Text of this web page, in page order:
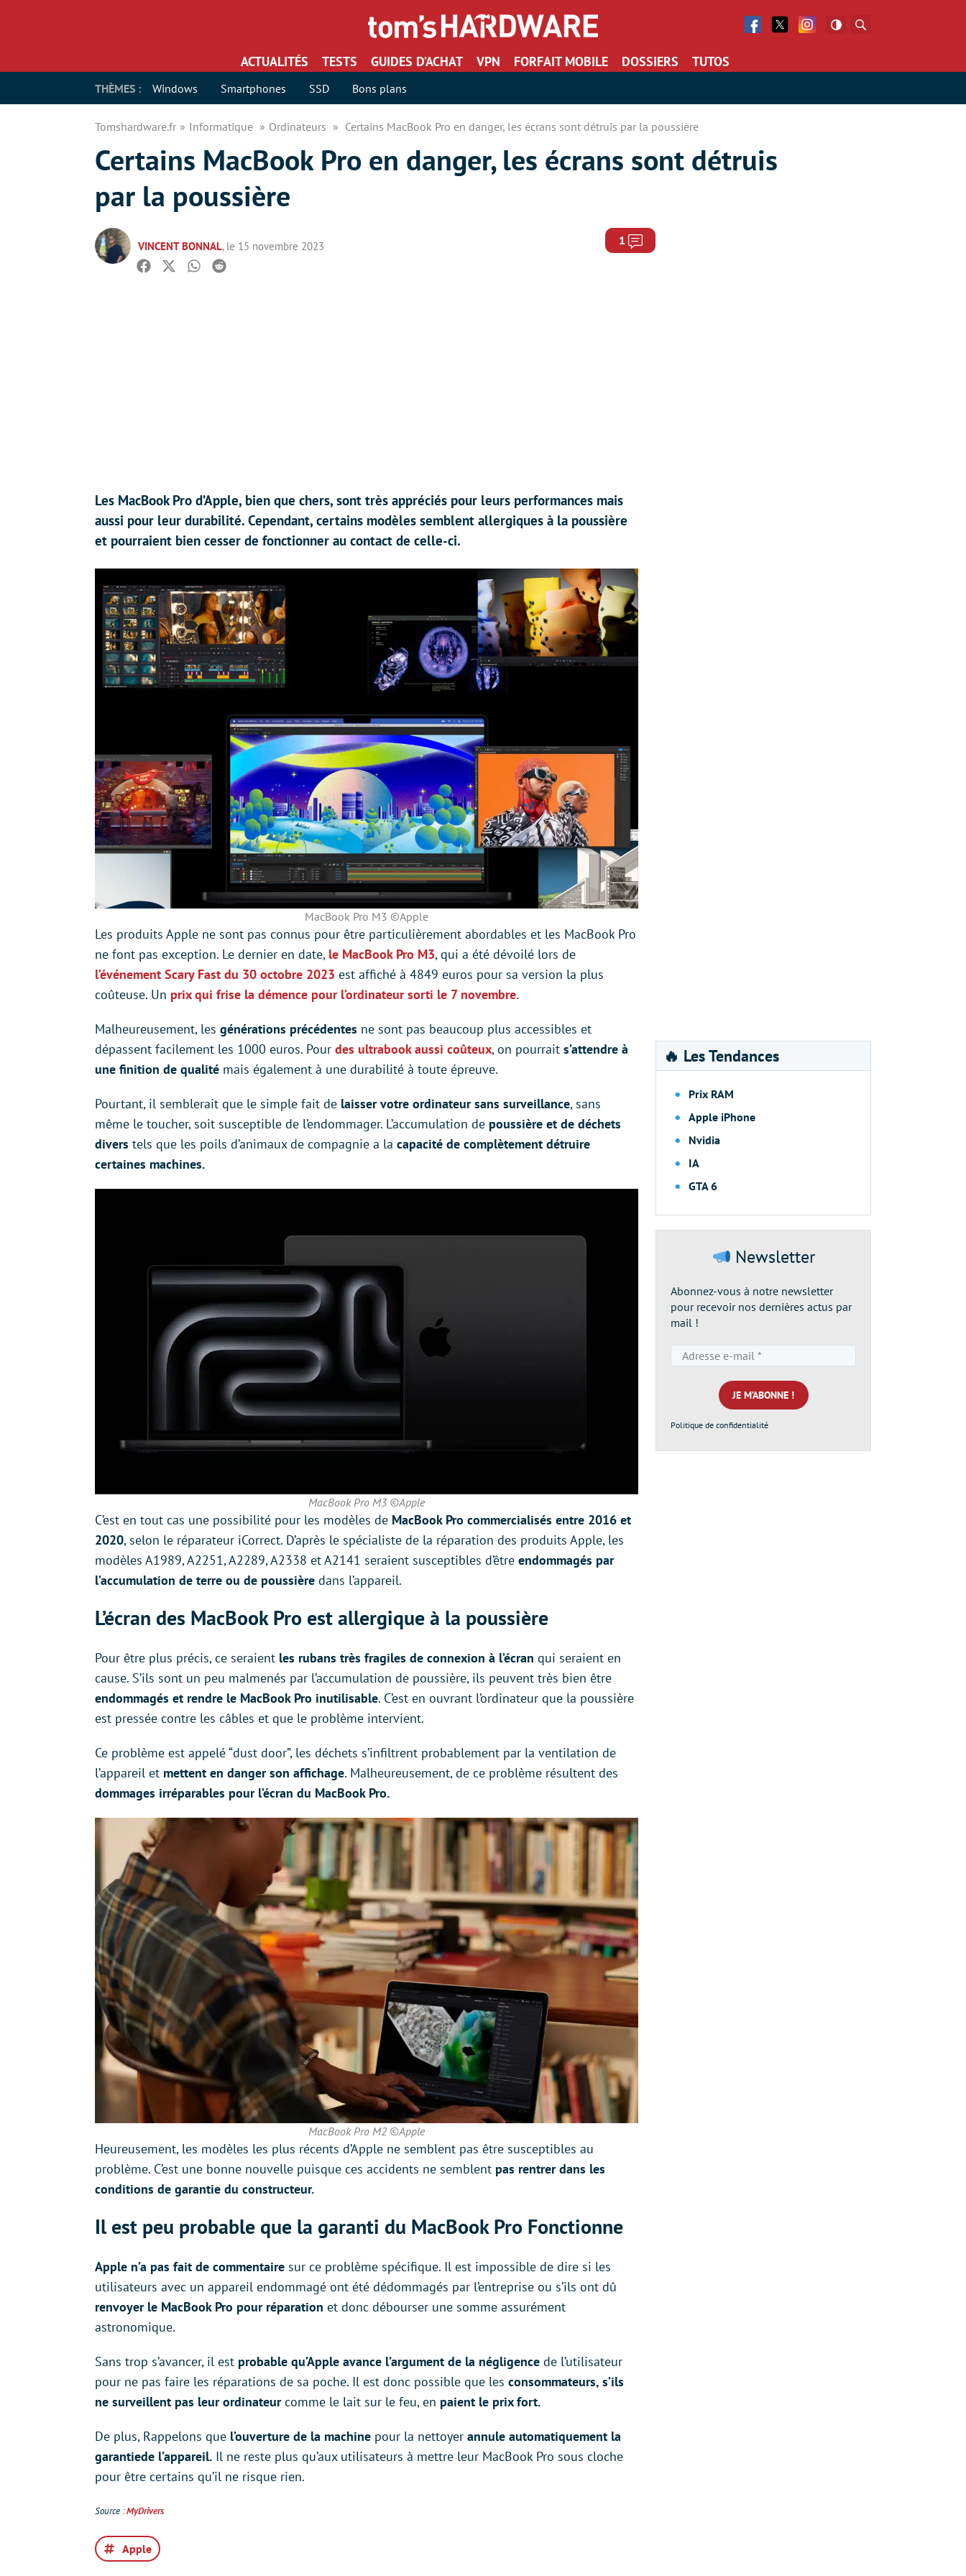
Facebook
Twitter Facebook
ACTUALITÉS TESTS GUIDES D’ACHAT VPN FORFAIT MOBILE DOSSIERS TUTOS
THÈMES : Windows Smartphones SSD Bons plans
Tomshardware.fr Informatique Ordinateurs Certains MacBook Pro en danger, les écrans sont détruis par la poussière
Certains MacBook Pro en danger, les écrans sont détruis
par la poussière
VINCENT BONNAL, le 15 novembre 2023 1 Commentaires
Facebook
TwitterWhatsapp
Reddit
Les MacBook Pro d’Apple, bien que chers, sont très appréciés pour leurs performances mais
aussi pour leur durabilité. Cependant, certains modèles semblent allergiques à la poussière
et pourraient bien cesser de fonctionner au contact de celle-ci.
MacBook Pro M3 ©Apple
Les produits Apple ne sont pas connus pour être particulièrement abordables et les MacBook Pro
ne font pas exception. Le dernier en date, le MacBook Pro M3, qui a été dévoilé lors de
l’événement Scary Fast du 30 octobre 2023 est affiché à 4849 euros pour sa version la plus
coûteuse. Un prix qui frise la démence pour l’ordinateur sorti le 7 novembre.
Malheureusement, les générations précédentes ne sont pas beaucoup plus accessibles et
dépassent facilement les 1000 euros. Pour des ultrabook aussi coûteux, on pourrait s’attendre à
une finition de qualité mais également à une durabilité à toute épreuve.
Pourtant, il semblerait que le simple fait de laisser votre ordinateur sans surveillance, sans
même le toucher, soit susceptible de l’endommager. L’accumulation de poussière et de déchets
divers tels que les poils d’animaux de compagnie a la capacité de complètement détruire
certaines machines.
MacBook Pro M3 ©Apple
C’est en tout cas une possibilité pour les modèles de MacBook Pro commercialisés entre 2016 et
2020, selon le réparateur iCorrect. D’après le spécialiste de la réparation des produits Apple, les
modèles A1989, A2251, A2289, A2338 et A2141 seraient susceptibles d’être endommagés par
l’accumulation de terre ou de poussière dans l’appareil.
L’écran des MacBook Pro est allergique à la poussière
Pour être plus précis, ce seraient les rubans très fragiles de connexion à l’écran qui seraient en
cause. S’ils sont un peu malmenés par l’accumulation de poussière, ils peuvent très bien être
endommagés et rendre le MacBook Pro inutilisable. C’est en ouvrant l’ordinateur que la poussière
est pressée contre les câbles et que le problème intervient.
Ce problème est appelé “dust door”, les déchets s’infiltrent probablement par la ventilation de
l’appareil et mettent en danger son affichage. Malheureusement, de ce problème résultent des
dommages irréparables pour l’écran du MacBook Pro.
MacBook Pro M2 ©Apple
Heureusement, les modèles les plus récents d’Apple ne semblent pas être susceptibles au
problème. C’est une bonne nouvelle puisque ces accidents ne semblent pas rentrer dans les
conditions de garantie du constructeur.
Il est peu probable que la garanti du MacBook Pro Fonctionne
Apple n’a pas fait de commentaire sur ce problème spécifique. Il est impossible de dire si les
utilisateurs avec un appareil endommagé ont été dédommagés par l’entreprise ou s’ils ont dû
renvoyer le MacBook Pro pour réparation et donc débourser une somme assurément
astronomique.
Sans trop s’avancer, il est probable qu’Apple avance l’argument de la négligence de l’utilisateur
pour ne pas faire les réparations de sa poche. Il est donc possible que les consommateurs, s’ils
ne surveillent pas leur ordinateurcomme le lait sur le feu, en paient le prix fort.
De plus, Rappelons que l’ouverture de la machine pour la nettoyer annule automatiquement la
garantiede l’appareil. Il ne reste plus qu’aux utilisateurs à mettre leur MacBook Pro sous cloche
pour être certains qu’il ne risque rien.
Source :MyDrivers
Apple
🔥 Les Tendances
Prix RAM
Apple iPhone
Nvidia
IA
GTA 6
Newsletter
Abonnez-vous à notre newsletter
pour recevoir nos dernières actus par
mail !
e-
mail
*
Politique de confidentialité